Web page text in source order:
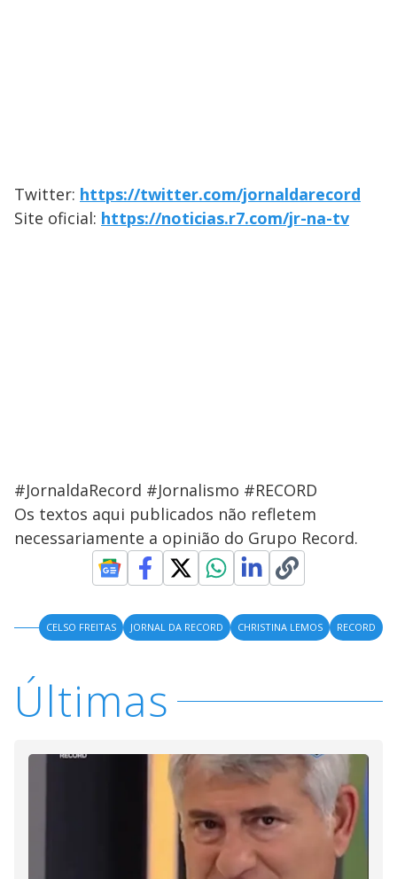
Twitter: https://twitter.com/jornaldarecord
Site oficial: https://noticias.r7.com/jr-na-tv
#JornaldaRecord #Jornalismo #RECORD
Os textos aqui publicados não refletem
necessariamente a opinião do Grupo Record.
CELSO FREITAS JORNAL DA RECORD CHRISTINA LEMOS RECORD
Últimas